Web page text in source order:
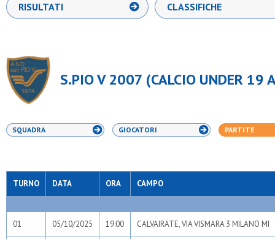
RISULTATI CLASSIFICHE
S.PIO V 2007 (CALCIO UNDER 19
SQUADRA GIOCATORI PARTITE
TURNO DATA ORA CAMPO
01 05/10/2025 19:00 CALVAIRATE, VIA VISMARA 3 MILANO MI